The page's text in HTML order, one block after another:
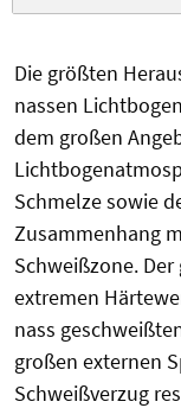
Die größten
nassen
dem großen
Schmelze sowie
Zusammenhang
Schweißzone.
extremen
nass
großen externen
Schweißverzug